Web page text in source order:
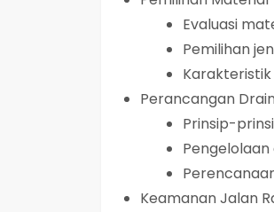
Evaluasi
Pemilihan
Perancangan
Prinsip-
Keamanan Jalan